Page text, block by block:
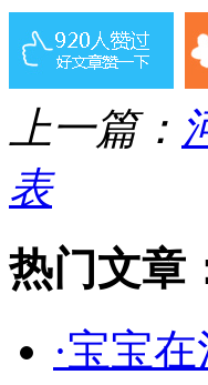
上一篇：
表
热门文章
·宝宝